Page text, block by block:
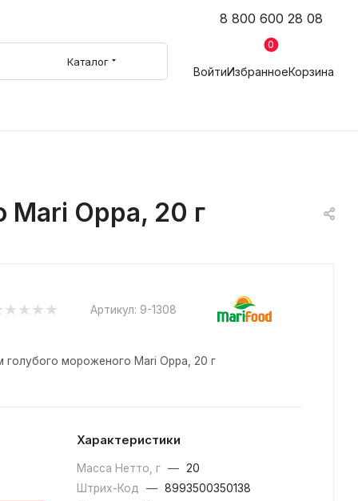
8 800 600 28 08
Каталог
ВойтиИзбранное
0
Корзина
Mari Oppa, 20 г
Артикул: 9-1308
голубого мороженого Mari Oppa, 20 г
Характеристики
Масса Нетто, г — 20
Штрих-Код
— 8993500350138